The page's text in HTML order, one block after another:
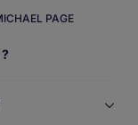
PAGE